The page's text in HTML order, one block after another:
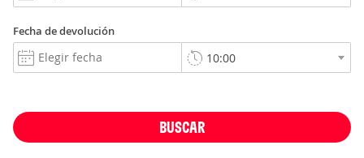
Fecha de devolución
BUSCAR